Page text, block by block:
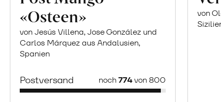
«Osteen»
von Jesús Villena, Jose González und
Carlos Márquez aus Andalusien,
Spanien
Postversand noch774von 800
von